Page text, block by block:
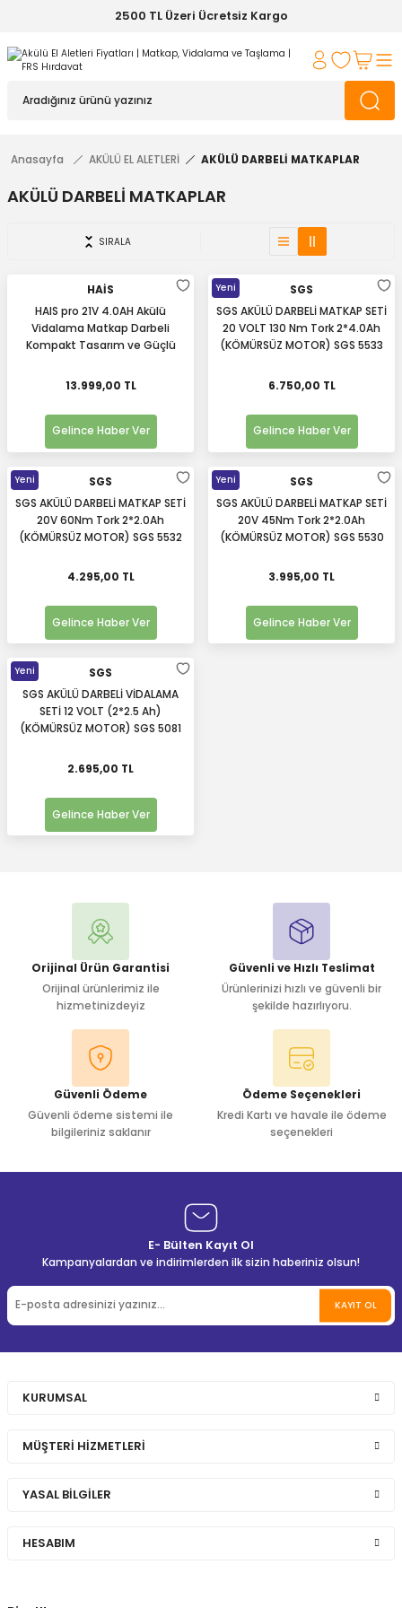
2500 TL Üzeri Ücretsiz Kargo
Anasayfa AKÜLÜ EL ALETLERİ AKÜLÜ DARBELİ MATKAPLAR
AKÜLÜ DARBELİ MATKAPLAR
SIRALA
HAİS
HAIS pro 21V 4.0AH Akülü
Vidalama Matkap Darbeli
Kompakt Tasarım ve Güçlü
13.999,00 TL
Gelince Haber Ver
Yeni
SGS
SGS AKÜLÜ DARBELİ MATKAP SETİ
20 VOLT 130 Nm Tork 2*4.0Ah
(KÖMÜRSÜZ MOTOR) SGS 5533
6.750,00 TL
Gelince Haber Ver
Yeni
SGS
SGS AKÜLÜ DARBELİ MATKAP SETİ
20V 60Nm Tork 2*2.0Ah
(KÖMÜRSÜZ MOTOR) SGS 5532
4.295,00 TL
Gelince Haber Ver
Yeni
SGS
SGS AKÜLÜ DARBELİ MATKAP SETİ
20V 45Nm Tork 2*2.0Ah
(KÖMÜRSÜZ MOTOR) SGS 5530
3.995,00 TL
Gelince Haber Ver
Yeni
SGS
SGS AKÜLÜ DARBELİ VİDALAMA
SETİ 12 VOLT (2*2.5 Ah)
(KÖMÜRSÜZ MOTOR) SGS 5081
2.695,00 TL
Gelince Haber Ver
Orijinal Ürün Garantisi
Orijinal ürünlerimiz ile
hizmetinizdeyiz
Güvenli ve Hızlı Teslimat
Ürünlerinizi hızlı ve güvenli bir
şekilde hazırlıyoru.
Güvenli Ödeme
Güvenli ödeme sistemi ile
bilgileriniz saklanır
Ödeme Seçenekleri
Kredi Kartı ve havale ile ödeme
seçenekleri
E- Bülten Kayıt Ol
Kampanyalardan ve indirimlerden ilk sizin haberiniz olsun!
KAYIT OL
KURUMSAL
MÜŞTERİ HİZMETLERİ
YASAL BİLGİLER
HESABIM